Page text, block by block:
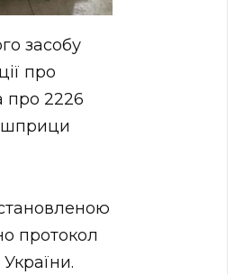
засобу
про
про 2226
шприци
протокол